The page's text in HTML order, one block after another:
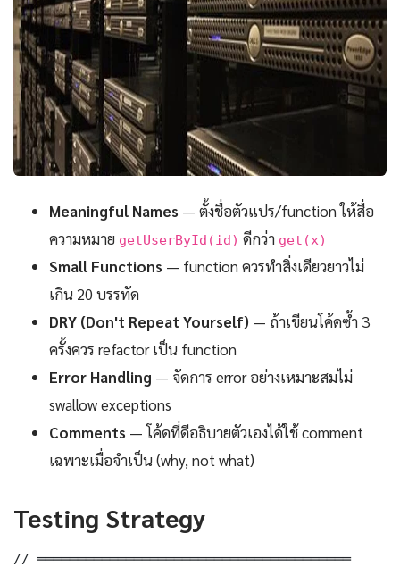
Meaningful Names — ตั้งชื่อตัวแปร/function ให้สื่อ
ความหมาย getUserById(id) ดีกว่า get(x)
Small Functions — function ควรทำสิ่งเดียวยาวไม่
เกิน 20 บรรทัด
DRY (Don't Repeat Yourself) — ถ้าเขียนโค้ดซ้ำ 3
ครั้งควร refactor เป็น function
Error Handling — จัดการ error อย่างเหมาะสมไม่
swallow exceptions
Comments — โค้ดที่ดีอธิบายตัวเองได้ใช้ comment
เฉพาะเมื่อจำเป็น (why, not what)
Testing Strategy
// ═══════════════════════════════════════